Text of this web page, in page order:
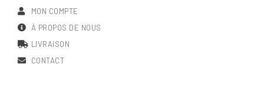
MON COMPTE
À PROPOS DE NOUS
LIVRAISON
CONTACT